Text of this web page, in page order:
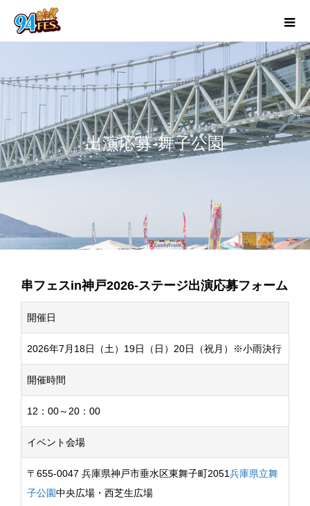
出演応募-舞子公園
串フェスin神戸2026-ステージ出演応募フォーム
開催日
2026年7月18日（土）19日（日）20日（祝月）※小雨決行
開催時間
12：00～20：00
イベント会場
〒655-0047 兵庫県神戸市垂水区東舞子町2051兵庫県立舞
子公園中央広場・西芝生広場